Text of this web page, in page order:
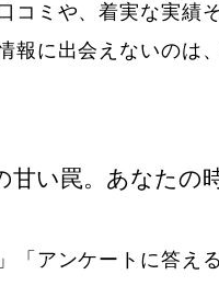
コミや、着実な実績
報に出会えないのは
甘い罠。あなた
「アンケートに答え